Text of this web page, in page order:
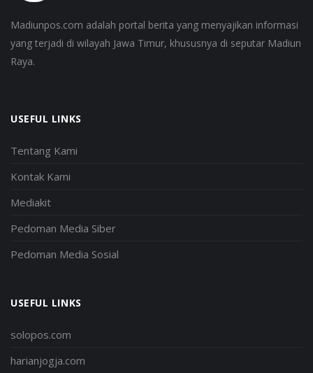
Madiunpos.com adalah portal berita yang menyajikan informasi
yang terjadi di wilayah Jawa Timur, khususnya di seputar Madiun
Raya.
USEFUL LINKS
Tentang Kami
Kontak Kami
Mediakit
Pedoman Media Siber
Pedoman Media Sosial
USEFUL LINKS
solopos.com
harianjogja.com